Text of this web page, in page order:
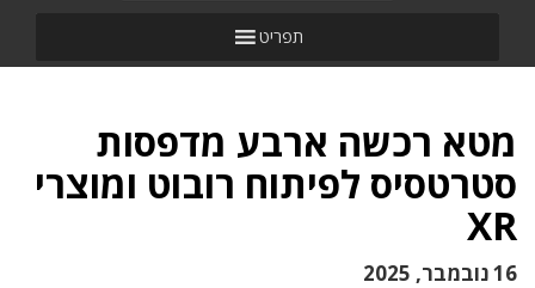
תפריט
מטא רכשה ארבע מדפסות
סטרטסיס לפיתוח רובוט ומוצרי
XR
16 נובמבר, 2025